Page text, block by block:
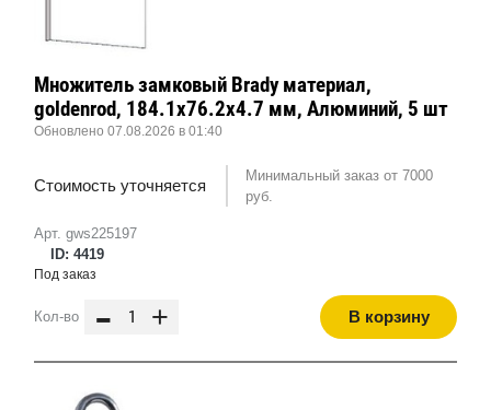
Арт. gws225197
ID: 4419
Множитель замковый Brady материал,
goldenrod, 184.1x76.2x4.7 мм, Алюминий, 5 шт
Обновлено 07.08.2026 в 01:40
Стоимость уточняется
Минимальный заказ от 7000
руб.
Под заказ
Кол-во - + В корзину